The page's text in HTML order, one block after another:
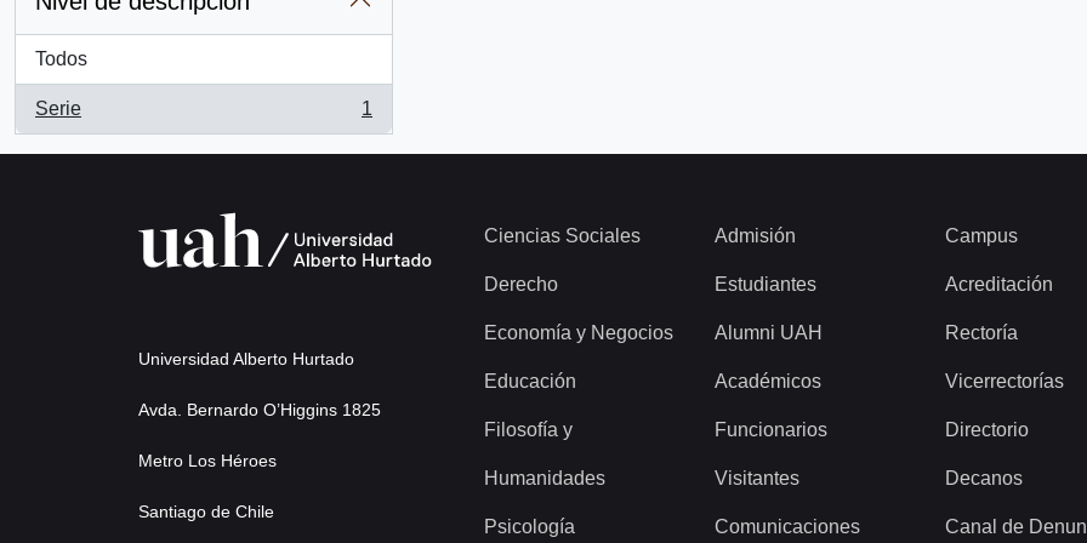
Todos
Serie
, 1 resultados
1
Universidad Alberto Hurtado
Avda. Bernardo O’Higgins 1825
Metro Los Héroes
Santiago de Chile
Ciencias Sociales
Derecho
Economía y Negocios
Educación
Filosofía y
Humanidades
Psicología
Admisión
Estudiantes
Alumni UAH
Académicos
Funcionarios
Visitantes
Comunicaciones
Campus
Acreditación
Rectoría
Vicerrectorías
Directorio
Decanos
Canal de